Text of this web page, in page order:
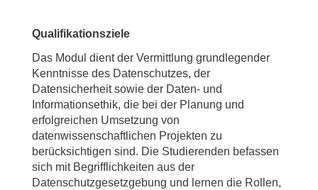
Qualifikationsziele
Das Modul dient der Vermittlung grundlegender
Kenntnisse des Datenschutzes, der
Datensicherheit sowie der Daten- und
Informationsethik, die bei der Planung und
erfolgreichen Umsetzung von
datenwissenschaftlichen Projekten zu
berücksichtigen sind. Die Studierenden befassen
sich mit Begrifflichkeiten aus der
Datenschutzgesetzgebung und lernen die Rollen,